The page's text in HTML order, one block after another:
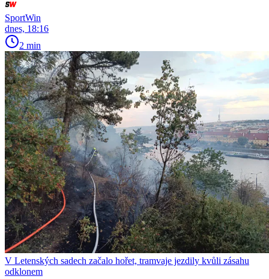
SportWin
dnes, 18:16
2 min
V Letenských sadech začalo hořet, tramvaje jezdily kvůli zásahu
odklonem